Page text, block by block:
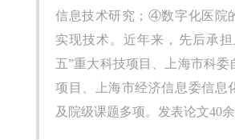
信息技术研究；④数字化医院
实现技术。近年来，先后承
五”重大科技项目、上海市科委
项目、上海市经济信息委信息
及院级课题多项。发表论文40余